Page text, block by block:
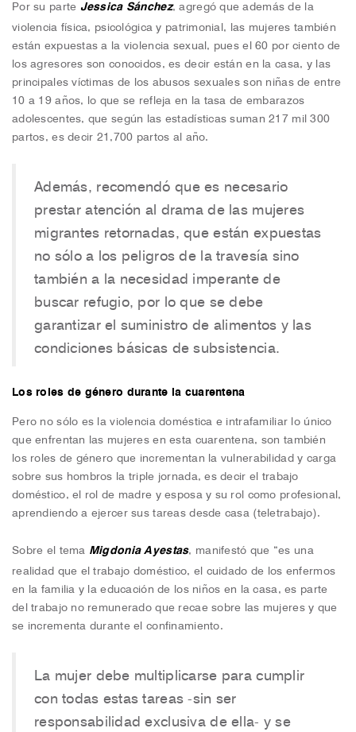
Por su parte Jessica Sánchez, agregó que además de la
violencia física, psicológica y patrimonial, las mujeres también
están expuestas a la violencia sexual, pues el 60 por ciento de
los agresores son conocidos, es decir están en la casa, y las
principales víctimas de los abusos sexuales son niñas de entre
10 a 19 años, lo que se refleja en la tasa de embarazos
adolescentes, que según las estadísticas suman 217 mil 300
partos, es decir 21,700 partos al año.
Además, recomendó que es necesario
prestar atención al drama de las mujeres
migrantes retornadas, que están expuestas
no sólo a los peligros de la travesía sino
también a la necesidad imperante de
buscar refugio, por lo que se debe
garantizar el suministro de alimentos y las
condiciones básicas de subsistencia.
Los roles de género durante la cuarentena
Pero no sólo es la violencia doméstica e intrafamiliar lo único
que enfrentan las mujeres en esta cuarentena, son también
los roles de género que incrementan la vulnerabilidad y carga
sobre sus hombros la triple jornada, es decir el trabajo
doméstico, el rol de madre y esposa y su rol como profesional,
aprendiendo a ejercer sus tareas desde casa (teletrabajo).
Sobre el tema Migdonia Ayestas, manifestó que “es una
realidad que el trabajo doméstico, el cuidado de los enfermos
en la familia y la educación de los niños en la casa, es parte
del trabajo no remunerado que recae sobre las mujeres y que
se incrementa durante el confinamiento.
La mujer debe multiplicarse para cumplir
con todas estas tareas -sin ser
responsabilidad exclusiva de ella- y se